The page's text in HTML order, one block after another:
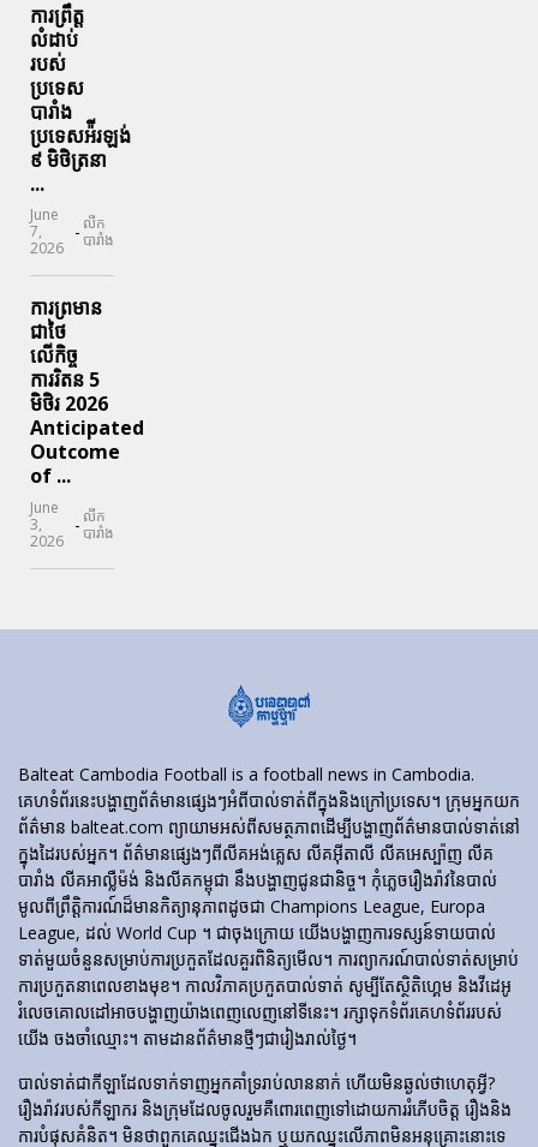
ការព្រឹត្ត
លំដាប់
របស់
ប្រទេស
បារាំង
ប្រទេសអ៉ីរឡង់
៩ មិថិត្រនា
...
June
7,
2026
- លីក
បារាំង
ការព្រមាន
ជាថៃ
លើកិច្ច
ការរិតន 5
មិថិរ 2026
Anticipated
Outcome
of ...
June
3,
2026
- លីក
បារាំង
Balteat Cambodia Football is a football news in Cambodia.
គេហទំព័រ​នេះ​បង្ហាញ​ព័ត៌មាន​ផ្សេងៗ​អំពី​បាល់ទាត់​ពី​ក្នុង​និង​ក្រៅ​ប្រទេស។ ក្រុមអ្នកយក
ព័ត៌មាន balteat.com ព្យាយាមអស់ពីសមត្ថភាពដើម្បីបង្ហាញព័ត៌មានបាល់ទាត់នៅ
ក្នុងដៃរបស់អ្នក។ ព័ត៌មានផ្សេងៗពីលីគអង់គ្លេស លីគអ៊ីតាលី លីគអេស្ប៉ាញ លីគ
បារាំង លីគអាល្លឺម៉ង់ និងលីគកម្ពុជា នឹងបង្ហាញជូនជានិច្ច។ កុំភ្លេចរឿងរ៉ាវនៃបាល់
មូលពីព្រឹត្តិការណ៍ដ៏មានកិត្យានុភាពដូចជា Champions League, Europa
League, ដល់ World Cup ។ ជាចុងក្រោយ យើងបង្ហាញការទស្សន៍ទាយបាល់
ទាត់មួយចំនួនសម្រាប់ការប្រកួតដែលគួរពិនិត្យមើល។ ការព្យាករណ៍បាល់ទាត់សម្រាប់
ការប្រកួតនាពេលខាងមុខ។ កាលវិភាគប្រកួតបាល់ទាត់ សូម្បីតែស្ថិតិហ្គេម និងវីដេអូ
រំលេចគោលដៅអាចបង្ហាញយ៉ាងពេញលេញនៅទីនេះ។ រក្សាទុកទំព័រគេហទំព័ររបស់
យើង ចងចាំឈ្មោះ។ តាមដានព័ត៌មានថ្មីៗជារៀងរាល់ថ្ងៃ។
បាល់ទាត់​ជា​កីឡា​ដែល​ទាក់​ទាញ​អ្នក​គាំទ្រ​រាប់​លាន​នាក់ ហើយ​មិន​ឆ្ងល់​ថា​ហេតុអ្វី?
រឿងរ៉ាវ​របស់​កីឡាករ និង​ក្រុម​ដែល​ចូលរួម​គឺ​ពោរពេញ​ទៅ​ដោយ​ការ​រំភើប​ចិត្ត រឿង​និង​
ការ​បំផុស​គំនិត។ មិនថាពួកគេឈ្នះជើងឯក ឬយកឈ្នះលើភាពមិនអនុគ្រោះនោះទេ